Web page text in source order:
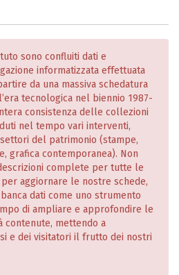
sono confluiti dati e
informatizzata effettuata
da una massiva schedatura
tecnologica nel biennio 1987-
consistenza delle collezioni
nel tempo vari interventi,
del patrimonio (stampe,
grafica contemporanea). Non
complete per tutte le
aggiornare le nostre schede,
dati come uno strumento
di ampliare e approfondire le
contenute, mettendo a
e dei visitatori il frutto dei nostri